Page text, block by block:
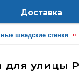
Доставка
шведские стенки
для улицы